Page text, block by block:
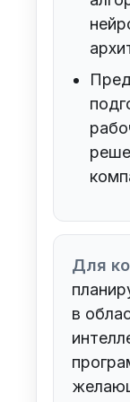
Для
в